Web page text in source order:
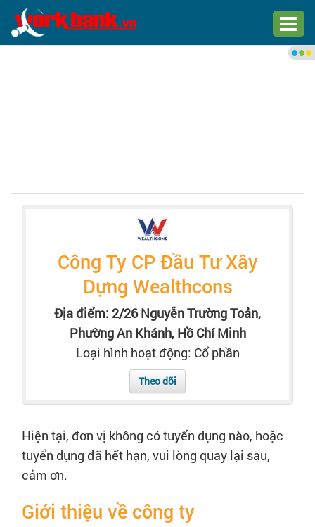
Trang chủ
Tạo hồ sơ
Cẩm nang việc làm
Bạn cần tuyển người
Nhà tuyển dụng
Công Ty CP Đầu Tư Xây
Dựng Wealthcons
Địa điểm: 2/26 Nguyễn Trường Toản,
Phường An Khánh, Hồ Chí Minh
Loại hình hoạt động: Cổ phần
Theo dõi
Hiện tại, đơn vị không có tuyển dụng nào, hoặc
tuyển dụng đã hết hạn, vui lòng quay lại sau,
cảm ơn.
Giới thiệu về công ty